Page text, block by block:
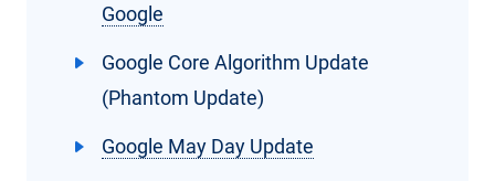
Google
Google Core Algorithm Update
(Phantom Update)
Google May Day Update